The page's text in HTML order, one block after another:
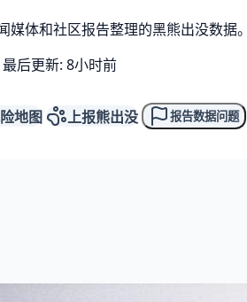
媒体和社区报告整理的黑熊出没数据。
最后更新: 8小时前
地图 上报熊出没 报告数据问题